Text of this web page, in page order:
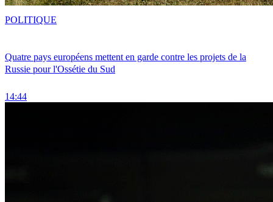
Quatre pays européens mettent en garde contre les projets de la
Russie pour l'Ossétie du Sud
14:44
POLITIQUE